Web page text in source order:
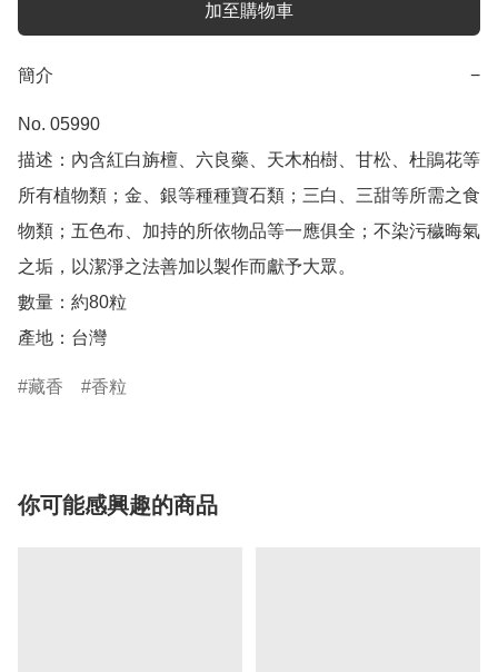
加至購物車
簡介 −
No. 05990
描述：內含紅白旃檀、六良藥、天木柏樹、甘松、杜鵑花等
所有植物類；金、銀等種種寶石類；三白、三甜等所需之食
物類；五色布、加持的所依物品等一應俱全；不染污穢晦氣
之垢，以潔淨之法善加以製作而獻予大眾。
數量：約80粒
產地：台灣
藏香 香粒
你可能感興趣的商品